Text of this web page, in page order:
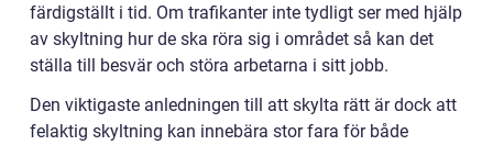
färdigställt i tid. Om trafikanter inte tydligt ser med hjälp
av skyltning hur de ska röra sig i området så kan det
ställa till besvär och störa arbetarna i sitt jobb.
Den viktigaste anledningen till att skylta rätt är dock att
felaktig skyltning kan innebära stor fara för både